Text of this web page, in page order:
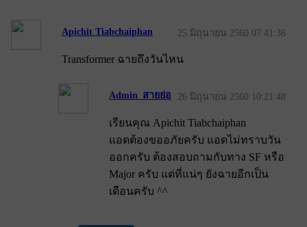
Apichit Tiabchaiphan 25 มิถุนายน 2560 07:41:36
Transformer ฉายถึงวันไหน
Admin_สายย่อ 26 มิถุนายน 2560 10:21:48
เรียนคุณ Apichit Tiabchaiphan
แอดต้องขออภัยครับ แอดไม่ทราบวัน
ออกครับ ต้องสอบถามกับทาง SF หรือ
Major ครับ แต่ที่แน่ๆ ยังฉายอีกเป็น
เดือนครับ ^^